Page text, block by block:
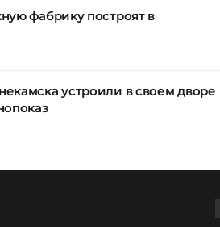
фабрику построят в
устроили в своем дворе